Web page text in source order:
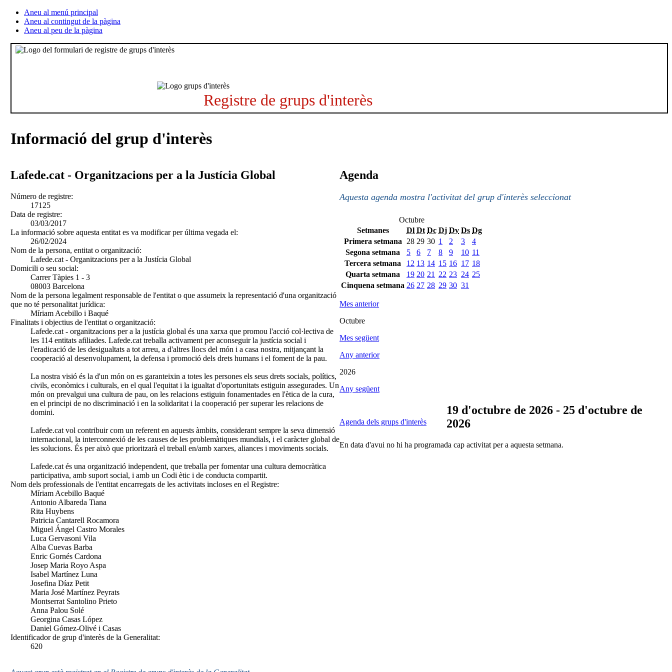
Aneu al menú principal
Aneu al contingut de la pàgina
Aneu al peu de la pàgina
Registre de grups d'interès
Informació del grup d'interès
Lafede.cat - Organitzacions per a la Justícia Global
Número de registre:
17125
Data de registre:
03/03/2017
La informació sobre aquesta entitat es va modificar per última vegada el:
26/02/2024
Nom de la persona, entitat o organització:
Lafede.cat - Organitzacions per a la Justícia Global
Domicili o seu social:
Carrer Tàpies 1 - 3
08003 Barcelona
Nom de la persona legalment responsable de l'entitat o que assumeix la representació d'una organització
que no té personalitat jurídica:
Míriam Acebillo i Baqué
Finalitats i objectius de l'entitat o organització:
Lafede.cat - organitzacions per a la justícia global és una xarxa que promou l'acció col·lectiva de
les 114 entitats afiliades. Lafede.cat treballa activament per aconseguir la justícia social i
l'eradicació de les desigualtats a tot arreu, a d'altres llocs del món i a casa nostra, mitjançant la
cooperació al desenvolupament, la defensa i promoció dels drets humans i el foment de la pau.
La nostra visió és la d'un món on es garanteixin a totes les persones els seus drets socials, polítics,
civils, econòmics i culturals, en el qual l'equitat i la igualtat d'oportunitats estiguin assegurades. Un
món on prevalgui una cultura de pau, on les relacions estiguin fonamentades en l'ètica de la cura,
en el principi de no discriminació i en la solidaritat i la cooperació per superar les relacions de
domini.
Lafede.cat vol contribuir com un referent en aquests àmbits, considerant sempre la seva dimensió
internacional, la interconnexió de les causes de les problemàtiques mundials, i el caràcter global de
les solucions. És per això que prioritzarà el treball en/amb xarxes, aliances i moviments socials.
Lafede.cat és una organització independent, que treballa per fomentar una cultura democràtica
participativa, amb suport social, i amb un Codi ètic i de conducta compartit.
Nom dels professionals de l'entitat encarregats de les activitats incloses en el Registre:
Míriam Acebillo Baqué
Antonio Albareda Tiana
Rita Huybens
Patricia Cantarell Rocamora
Miguel Ángel Castro Morales
Luca Gervasoni Vila
Alba Cuevas Barba
Enric Gornés Cardona
Josep Maria Royo Aspa
Isabel Martínez Luna
Josefina Díaz Petit
Maria José Martínez Peyrats
Montserrat Santolino Prieto
Anna Palou Solé
Georgina Casas López
Daniel Gómez-Olivé i Casas
Identificador de grup d'interès de la Generalitat:
620
Agenda
Aquesta agenda mostra l'activitat del grup d'interès seleccionat
Octubre
Setmanes
Dl Dt Dc Dj Dv Ds Dg
Primera setmana
28 29 30 1 2 3
4
Segona setmana
5 6 7 8 9 10 11
Tercera setmana
12 13 14 15 16 17 18
Quarta setmana
19 20 21 22 23 24 25
Cinquena setmana 26 27 28 29 30 31
Mes anterior
Octubre
Mes següent
Any anterior
2026
Any següent
Agenda dels grups d'interès
19 d'octubre de 2026 - 25 d'octubre de
2026
En data d'avui no hi ha programada cap activitat per a aquesta setmana.